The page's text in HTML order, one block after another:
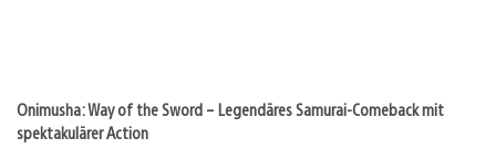
Onimusha: Way of the Sword – Legendäres Samurai-Comeback mit
spektakulärer Action